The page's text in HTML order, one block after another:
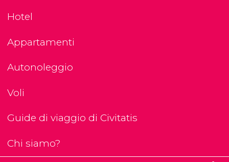
Hotel
Appartamenti
Autonoleggio
Voli
Guide di viaggio di Civitatis
Chi siamo?